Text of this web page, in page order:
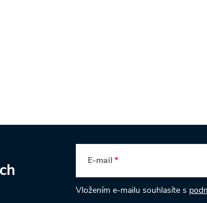
E-mail
Vložením e-mailu souhlasíte s